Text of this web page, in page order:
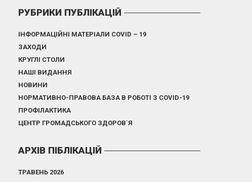
РУБРИКИ ПУБЛІКАЦІЙ
ІНФОРМАЦІЙНІ МАТЕРІАЛИ COVID – 19
ЗАХОДИ
КРУГЛІ СТОЛИ
НАШІ ВИДАННЯ
НОВИНИ
НОРМАТИВНО-ПРАВОВА БАЗА В РОБОТІ З COVID-19
ПРОФІЛАКТИКА
ЦЕНТР ГРОМАДСЬКОГО ЗДОРОВ`Я
АРХІВ ПІБЛІКАЦІЙ
ТРАВЕНЬ 2026